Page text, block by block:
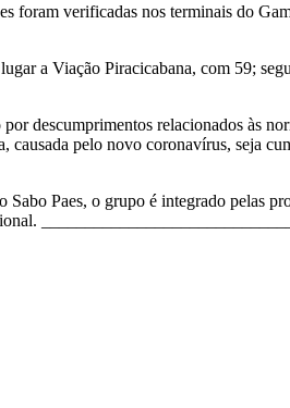
foram verificadas nos terminais do
a Viação Piracicabana, com 59;
descumprimentos relacionados às
pelo novo coronavírus, seja
Paes, o grupo é integrado pelas